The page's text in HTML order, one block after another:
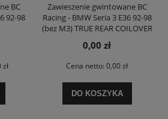
BC
92-98
Zawieszenie gwintowane BC
Racing - BMW Seria 3 E36 92-98
(bez M3) TRUE REAR COILOVER
0,00 zł
Cena netto: 0,00 zł
DO KOSZYKA